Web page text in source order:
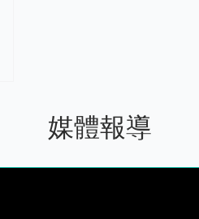
媒體報導